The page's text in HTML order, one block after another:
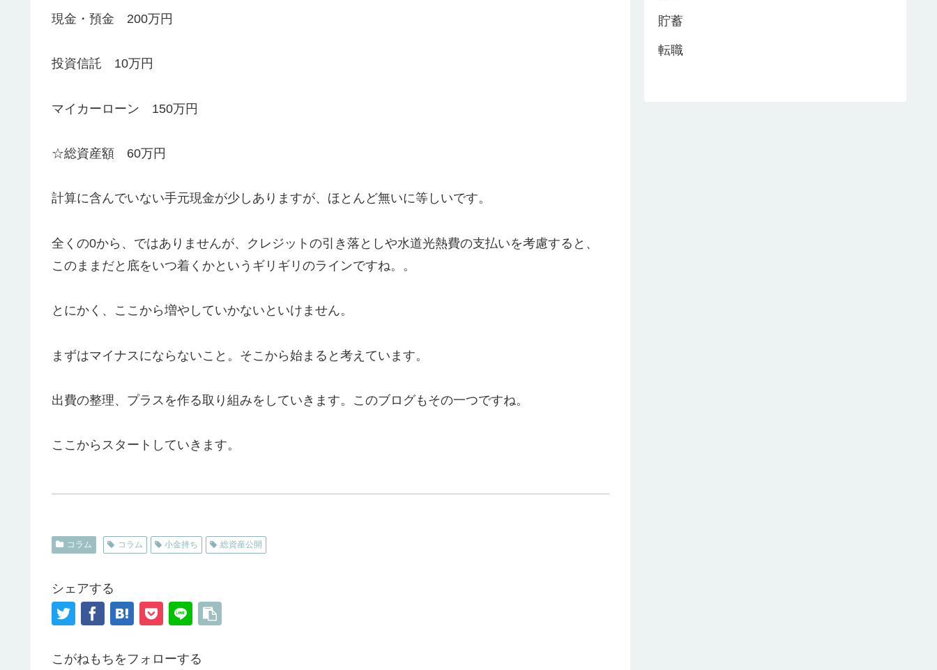
現金・預金 200万円
投資信託 10万円
マイカーローン 150万円
☆総資産額 60万円
計算に含んでいない手元現金が少しありますが、ほとんど無いに等しいです。
全くの0から、ではありませんが、クレジットの引き落としや水道光熱費の支払いを考慮すると、
このままだと底をいつ着くかというギリギリのラインですね。。
とにかく、ここから増やしていかないといけません。
まずはマイナスにならないこと。そこから始まると考えています。
出費の整理、プラスを作る取り組みをしていきます。このブログもその一つですね。
ここからスタートしていきます。
コラム コラム 小金持ち 総資産公開
シェアする
こがねもちをフォローする
貯蓄
転職